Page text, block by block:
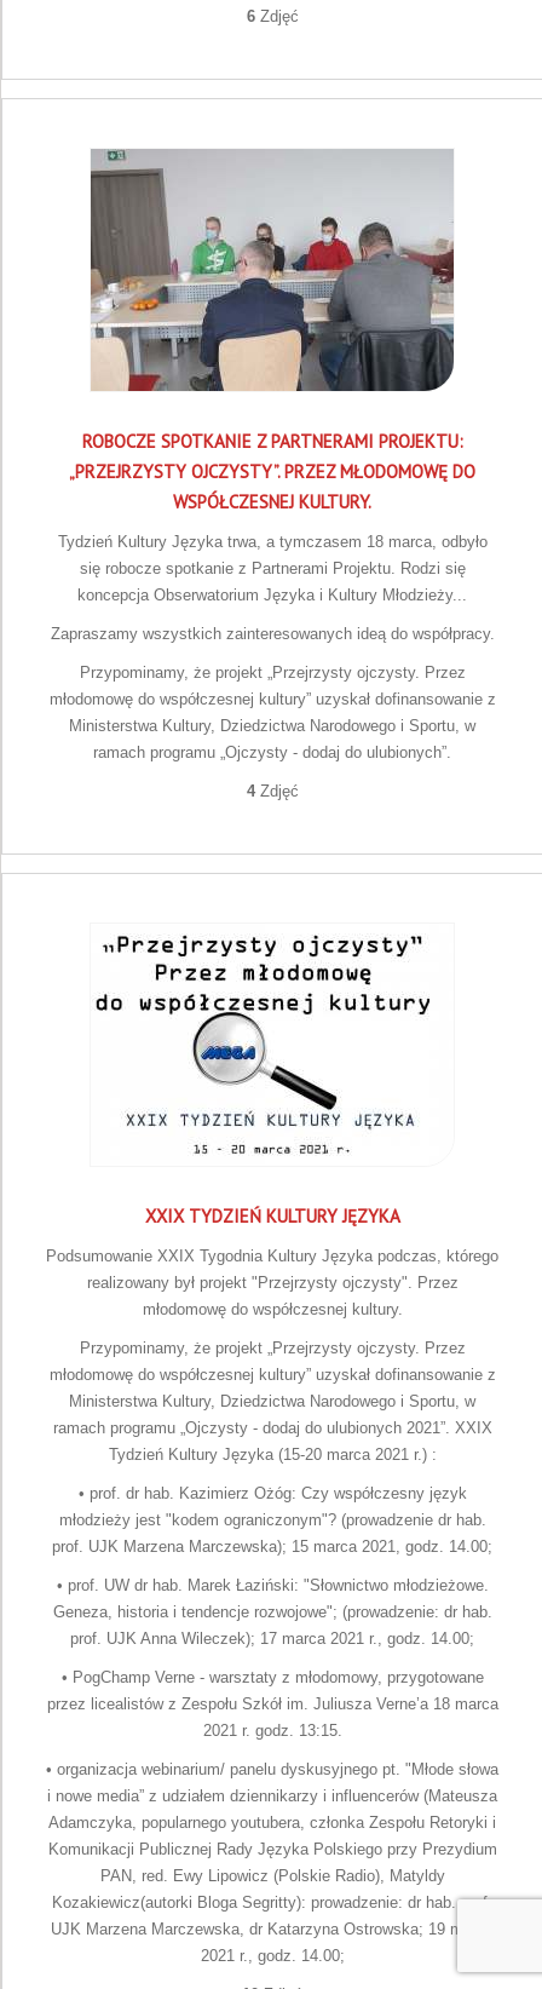
6Zdjęć
ROBOCZE SPOTKANIE Z PARTNERAMI PROJEKTU:
„PRZEJRZYSTY OJCZYSTY”. PRZEZ MŁODOMOWĘ DO
WSPÓŁCZESNEJ KULTURY.
Tydzień Kultury Języka trwa, a tymczasem 18 marca, odbyło
się robocze spotkanie z Partnerami Projektu. Rodzi się
koncepcja Obserwatorium Języka i Kultury Młodzieży...
Zapraszamy wszystkich zainteresowanych ideą do współpracy.
Przypominamy, że projekt „Przejrzysty ojczysty. Przez
młodomowę do współczesnej kultury” uzyskał dofinansowanie z
Ministerstwa Kultury, Dziedzictwa Narodowego i Sportu, w
ramach programu „Ojczysty - dodaj do ulubionych”.
4Zdjęć
XXIX TYDZIEŃ KULTURY JĘZYKA
Podsumowanie XXIX Tygodnia Kultury Języka podczas, którego
realizowany był projekt "Przejrzysty ojczysty". Przez
młodomowę do współczesnej kultury.
Przypominamy, że projekt „Przejrzysty ojczysty. Przez
młodomowę do współczesnej kultury” uzyskał dofinansowanie z
Ministerstwa Kultury, Dziedzictwa Narodowego i Sportu, w
ramach programu „Ojczysty - dodaj do ulubionych 2021”. XXIX
Tydzień Kultury Języka (15-20 marca 2021 r.) :
• prof. dr hab. Kazimierz Ożóg: Czy współczesny język
młodzieży jest "kodem ograniczonym"? (prowadzenie dr hab.
prof. UJK Marzena Marczewska); 15 marca 2021, godz. 14.00;
• prof. UW dr hab. Marek Łaziński: "Słownictwo młodzieżowe.
Geneza, historia i tendencje rozwojowe"; (prowadzenie: dr hab.
prof. UJK Anna Wileczek); 17 marca 2021 r., godz. 14.00;
• PogChamp Verne - warsztaty z młodomowy, przygotowane
przez licealistów z Zespołu Szkół im. Juliusza Verne’a 18 marca
2021 r. godz. 13:15.
• organizacja webinarium/ panelu dyskusyjnego pt. "Młode słowa
i nowe media” z udziałem dziennikarzy i influencerów (Mateusza
Adamczyka, popularnego youtubera, członka Zespołu Retoryki i
Komunikacji Publicznej Rady Języka Polskiego przy Prezydium
PAN, red. Ewy Lipowicz (Polskie Radio), Matyldy
Kozakiewicz(autorki Bloga Segritty): prowadzenie: dr hab. prof.
UJK Marzena Marczewska, dr Katarzyna Ostrowska; 19 marca
2021 r., godz. 14.00;